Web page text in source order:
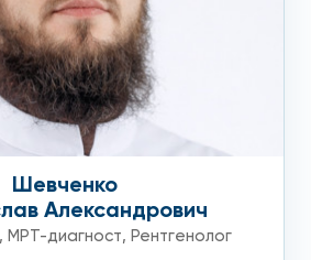
Шевченко
Александрович
, МРТ-диагност, Рентгенолог